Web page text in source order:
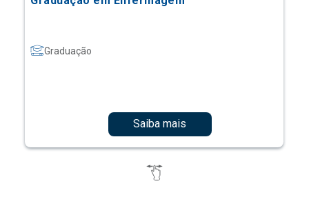
Graduação
Saiba mais